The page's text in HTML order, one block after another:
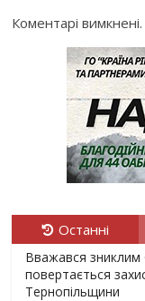
Коментарі вимкнені.
Останні
Вважався зниклим
повертається
Тернопільщини